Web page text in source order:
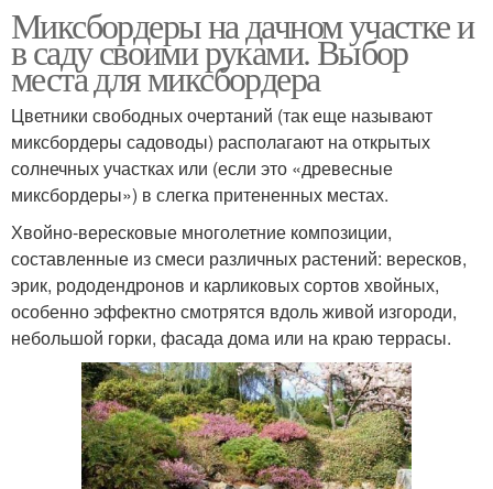
Миксбордеры на дачном участке и
в саду своими руками. Выбор
места для миксбордера
Цветники свободных очертаний (так еще называют
миксбордеры садоводы) располагают на открытых
солнечных участках или (если это «древесные
миксбордеры») в слегка притененных местах.
Хвойно-вересковые многолетние композиции,
составленные из смеси различных растений: вересков,
эрик, рододендронов и карликовых сортов хвойных,
особенно эффектно смотрятся вдоль живой изгороди,
небольшой горки, фасада дома или на краю террасы.